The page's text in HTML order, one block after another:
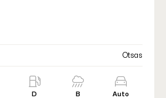
Otsas
D B Auto